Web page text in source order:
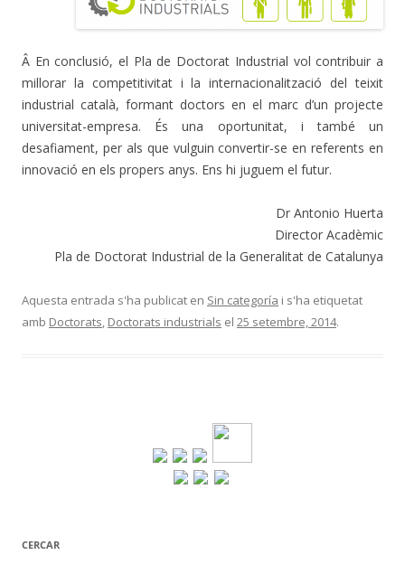
Â En conclusió, el Pla de Doctorat Industrial vol contribuir a
millorar la competitivitat i la internacionalització del teixit
industrial català, formant doctors en el marc d’un projecte
universitat-empresa. És una oportunitat, i també un
desafiament, per als que vulguin convertir-se en referents en
innovació en els propers anys. Ens hi juguem el futur.
Dr Antonio Huerta
Director Acadèmic
Pla de Doctorat Industrial de la Generalitat de Catalunya
Aquesta entrada s'ha publicat en Sin categoría i s'ha etiquetat
amb Doctorats, Doctorats industrials el 25 setembre, 2014.
CERCAR